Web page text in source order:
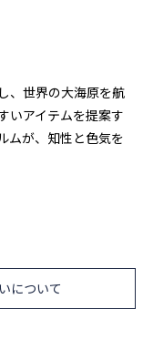
、世界の大海原を航
いアイテムを提案す
ムが、知性と色気を
について